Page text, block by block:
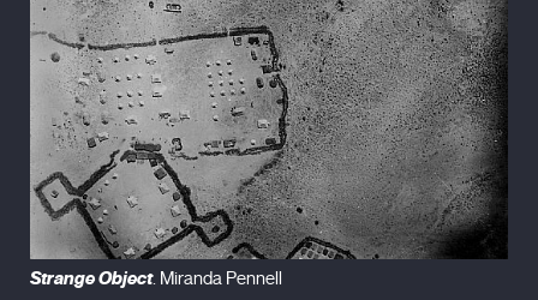
Strange Object. Miranda Pennell